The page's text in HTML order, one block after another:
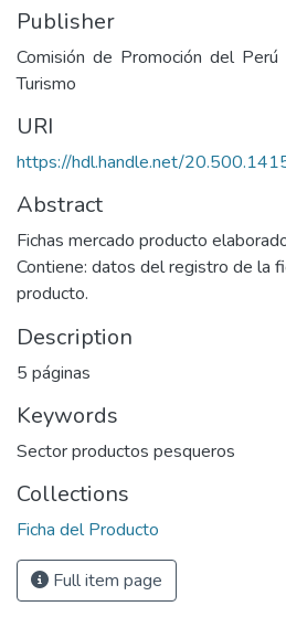
Publisher
Comisión de Promoción del
Turismo
URI
https://hdl.handle.net/
Abstract
Fichas mercado producto
Contiene: datos del registro de la
producto.
Description
5 páginas
Keywords
Sector productos pesqueros
Collections
Ficha del Producto
Full item page